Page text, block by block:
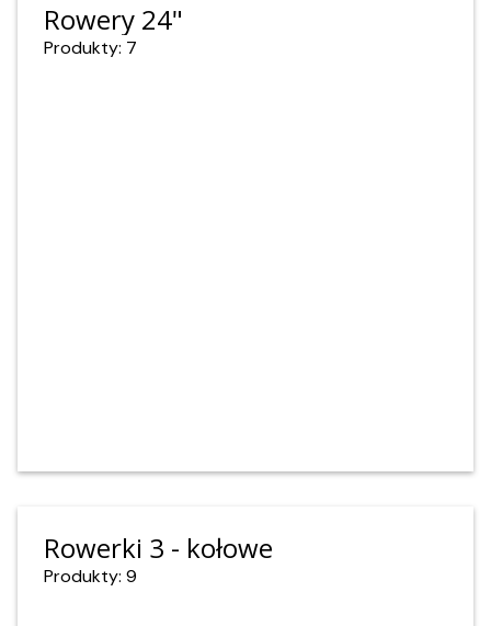
Rowery 24"
Produkty: 7
Rowerki 3 - kołowe
Produkty: 9